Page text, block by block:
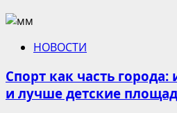
НОВОСТИ
Спорт как часть
и лучше детские